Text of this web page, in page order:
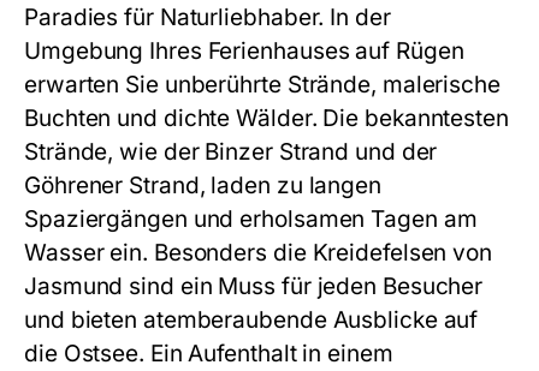
Paradies für Naturliebhaber. In der
Umgebung Ihres Ferienhauses auf Rügen
erwarten Sie unberührte Strände, malerische
Buchten und dichte Wälder. Die bekanntesten
Strände, wie der Binzer Strand und der
Göhrener Strand, laden zu langen
Spaziergängen und erholsamen Tagen am
Wasser ein. Besonders die Kreidefelsen von
Jasmund sind ein Muss für jeden Besucher
und bieten atemberaubende Ausblicke auf
die Ostsee. Ein Aufenthalt in einem